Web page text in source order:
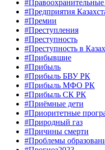
#Предприятия
#Премии
#Преступления
#Преступность
#Преступность в
#Прибывшие
#Прибыль
#Прибыль БВУ РК
#Прибыль МФО РК
#Прибыль СК РК
#Приёмные дети
#Приоритетные
#Природный газ
#Причины смерти
#Проблемы